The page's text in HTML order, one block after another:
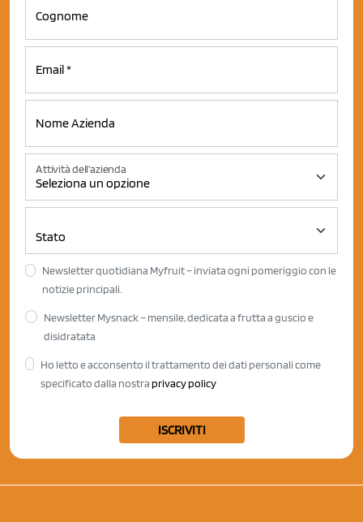
Attività dell'azienda
Newsletter quotidiana Myfruit – inviata ogni pomeriggio con le
notizie principali.
Newsletter Mysnack – mensile, dedicata a frutta a guscio e
disidratata
Ho letto e acconsento il trattamento dei dati personali come
specificato dalla nostra privacy policy
ISCRIVITI